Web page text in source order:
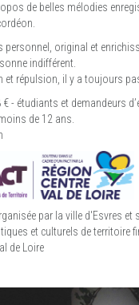
de belles mélodies
personnel, original et
indifférent.
et répulsion, il y a toujours
€ - étudiants et demandeurs
de 12 ans.
par la ville d'Esvres et
et culturels de territoire
de Loire